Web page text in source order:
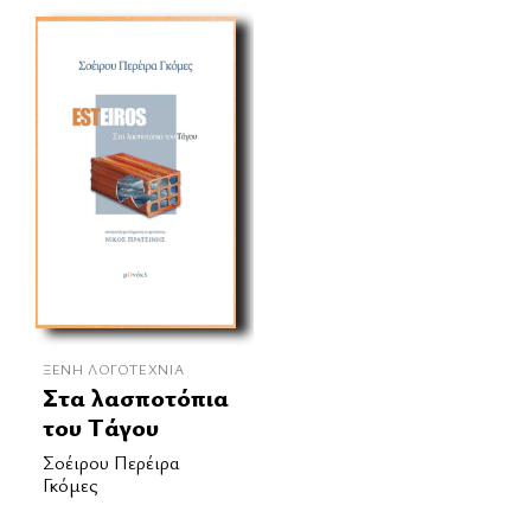
ΞΈΝΗ ΛΟΓΟΤΕΧΝΊΑ
Στα λασποτόπια
του Τάγου
Σοέιρου Περέιρα
Γκόμες